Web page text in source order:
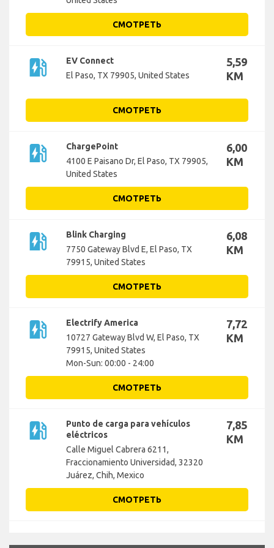
СМОТРЕТЬ
ev_station
EV Connect
El Paso, TX 79905, United States
5,59
KM
СМОТРЕТЬ
ev_station
ChargePoint
4100 E Paisano Dr, El Paso, TX 79905,
United States
6,00
KM
СМОТРЕТЬ
ev_station
Blink Charging
7750 Gateway Blvd E, El Paso, TX
79915, United States
6,08
KM
СМОТРЕТЬ
ev_station
Electrify America
10727 Gateway Blvd W, El Paso, TX
79915, United States
Mon-Sun: 00:00 - 24:00
7,72
KM
СМОТРЕТЬ
ev_station
Punto de carga para vehículos
eléctricos
Calle Miguel Cabrera 6211,
Fraccionamiento Universidad, 32320
Juárez, Chih, Mexico
7,85
KM
СМОТРЕТЬ